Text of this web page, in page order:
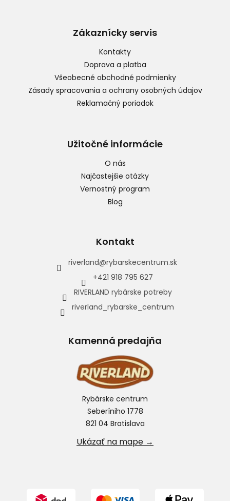
Zákaznícky servis
Kontakty
Doprava a platba
Všeobecné obchodné podmienky
Zásady spracovania a ochrany osobných údajov
Reklamačný poriadok
Užitočné informácie
O nás
Najčastejšie otázky
Vernostný program
Blog
Kontakt
riverland@rybarskecentrum.sk
+421 918 795 627
RIVERLAND rybárske potreby
riverland_rybarske_centrum
Kamenná predajňa
Rybárske centrum
Seberíniho 1778
821 04 Bratislava
Ukázať na mape →